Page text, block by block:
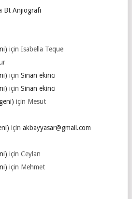
Bt Anjiografi
için Isabella Teque
için Sinan ekinci
için Sinan ekinci
için Mesut
için akbayyasar@gmail.com
için Ceylan
için Mehmet